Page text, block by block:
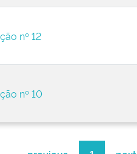
nº 12
nº 10